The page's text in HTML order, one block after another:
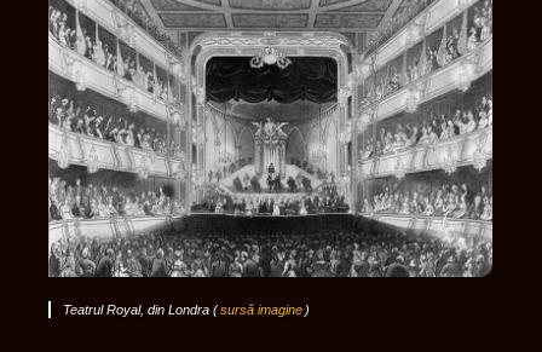
Teatrul Royal, din Londra (sursă imagine )